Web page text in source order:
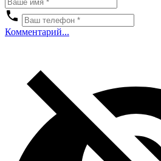
Комментарий...